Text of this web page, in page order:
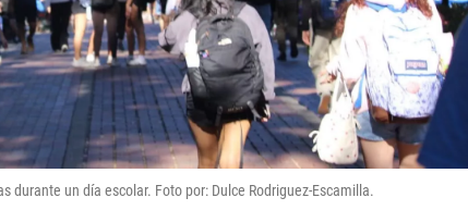
durante un día escolar. Foto por: Dulce Rodriguez-Escamilla.